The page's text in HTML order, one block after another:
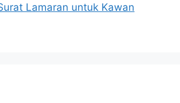
Lamaran untuk Kawan